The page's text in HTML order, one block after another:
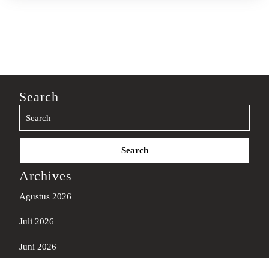
Search
Search
Archives
Agustus 2026
Juli 2026
Juni 2026